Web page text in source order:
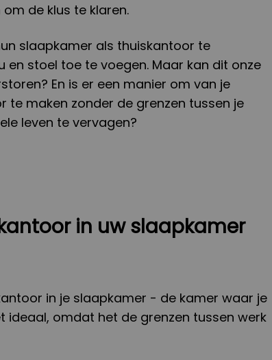
de klus te klaren.
slaapkamer als thuiskantoor te
en stoel toe te voegen. Maar kan dit onze
En is er een manier om van je
te maken zonder de grenzen tussen je
leven te vervagen?
in uw slaapkamer
in je slaapkamer - de kamer waar je
omdat het de grenzen tussen werk